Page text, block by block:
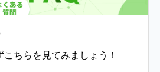
ちらを見てみましょう！